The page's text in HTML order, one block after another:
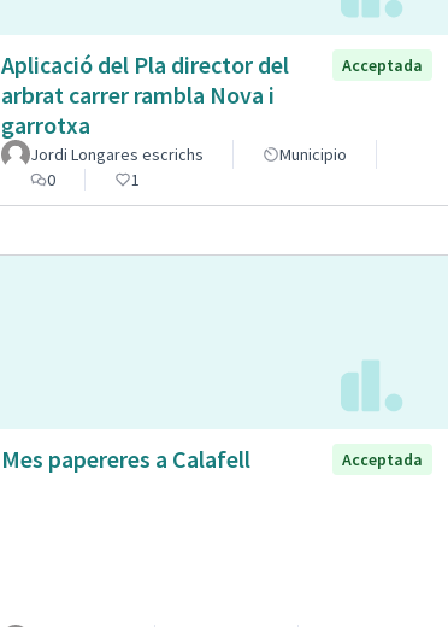
Aplicació del Pla director del
arbrat carrer rambla Nova i
garrotxa
Acceptada
Jordi Longares escrichs
Municipio
0
1
Mes papereres a Calafell Acceptada